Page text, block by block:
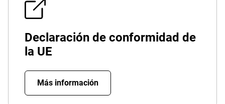
Declaración de conformidad de
la UE
Más información